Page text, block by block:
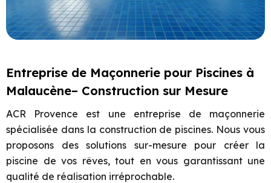
Entreprise de Maçonnerie pour Piscines à
Malaucène– Construction sur Mesure
ACR Provence est une entreprise de maçonnerie
spécialisée dans la construction de piscines. Nous vous
proposons des solutions sur-mesure pour créer la
piscine de vos rêves, tout en vous garantissant une
qualité de réalisation irréprochable.